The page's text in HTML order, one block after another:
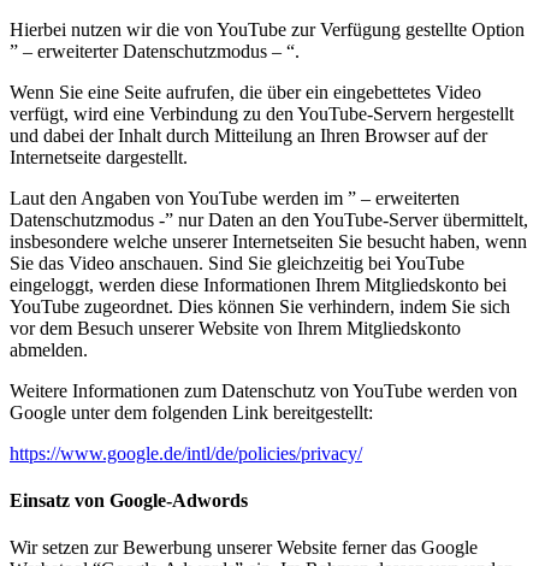
Hierbei nutzen wir die von YouTube zur Verfügung gestellte Option
” – erweiterter Datenschutzmodus – “.
Wenn Sie eine Seite aufrufen, die über ein eingebettetes Video
verfügt, wird eine Verbindung zu den YouTube-Servern hergestellt
und dabei der Inhalt durch Mitteilung an Ihren Browser auf der
Internetseite dargestellt.
Laut den Angaben von YouTube werden im ” – erweiterten
Datenschutzmodus -” nur Daten an den YouTube-Server übermittelt,
insbesondere welche unserer Internetseiten Sie besucht haben, wenn
Sie das Video anschauen. Sind Sie gleichzeitig bei YouTube
eingeloggt, werden diese Informationen Ihrem Mitgliedskonto bei
YouTube zugeordnet. Dies können Sie verhindern, indem Sie sich
vor dem Besuch unserer Website von Ihrem Mitgliedskonto
abmelden.
Weitere Informationen zum Datenschutz von YouTube werden von
Google unter dem folgenden Link bereitgestellt:
https://www.google.de/intl/de/policies/privacy/
Einsatz von Google-Adwords
Wir setzen zur Bewerbung unserer Website ferner das Google